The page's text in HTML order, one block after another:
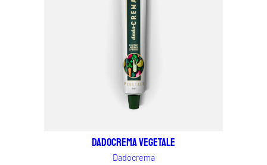
Dadocrema vegetale
Dadocrema